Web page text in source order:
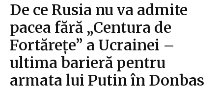
De ce Rusia nu va admite
pacea fără „Centura de
Fortărețe” a Ucrainei –
ultima barieră pentru
armata lui Putin în Donbas